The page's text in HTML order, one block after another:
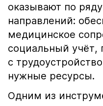
оказывают по
направлений:
медицинское
социальный учёт,
с
нужные ресурсы.
Одним из